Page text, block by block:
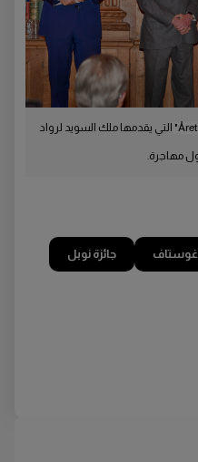
التي يقدمها ملك السويد لرواد
مهاجرة.
غوستاف جائزة نوبل